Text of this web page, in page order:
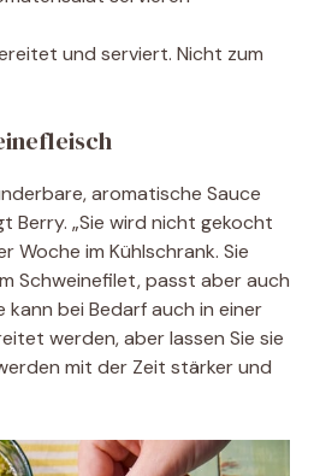
und serviert. Nicht zum
aromatische Sauce
Berry. „Sie wird nicht gekocht
Woche im Kühlschrank. Sie
Schweinefilet, passt aber auch
kann bei Bedarf auch in einer
werden, aber lassen Sie sie
mit der Zeit stärker und